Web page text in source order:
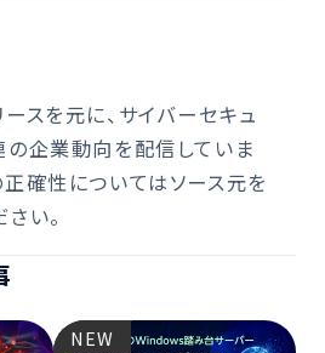
ースを元に、サイバーセキュ
の企業動向を配信していま
正確性についてはソース元を
い。
NEW